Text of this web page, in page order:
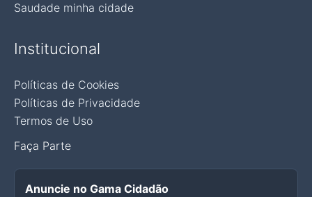
Saudade minha cidade
Institucional
Políticas de Cookies
Políticas de Privacidade
Termos de Uso
Faça Parte
Anuncie no Gama Cidadão